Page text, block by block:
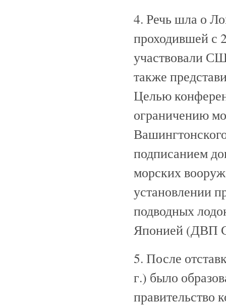
4. Речь шла о
проходившей с
участвовали
также
Целью
ограничению
подписанием
морских
установлении
подводных
Японией (ДВП
5. После
г.) было
правительство